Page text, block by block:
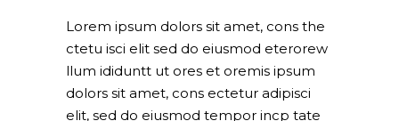
Lorem ipsum dolors sit amet, cons the
ctetu isci elit sed do eiusmod eterorew
llum ididuntt ut ores et oremis ipsum
dolors sit amet, cons ectetur adipisci
elit, sed do eiusmod tempor incp tate